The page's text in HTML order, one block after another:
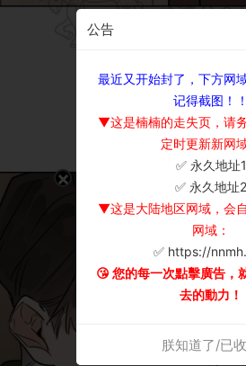
公告
最近又开始封了，下方网
记得截图！！
▼这是楠楠的走失页，请
定时更新新网
✅ 永久地址1
✅ 永久地址2
▼这是大陆地区网域，会
网域：
✅ https://
😘 您的每一次點擊廣告，
去的動力！
朕知道了/已
×